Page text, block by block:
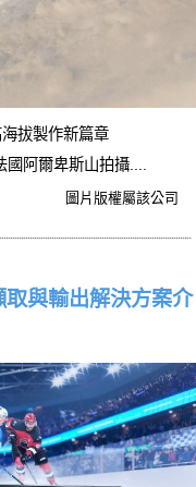
拔製作新篇章
國阿爾卑斯山拍攝....
圖片版權屬該公司
與輸出解決方案介